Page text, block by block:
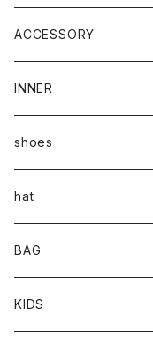
ACCESSORY
INNER
shoes
hat
BAG
KIDS